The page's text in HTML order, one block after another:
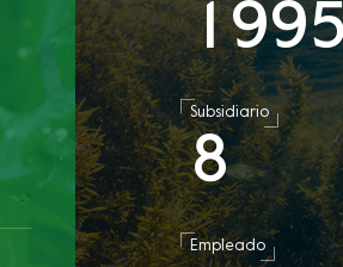
1 99
Subsidiario
8
Empleado